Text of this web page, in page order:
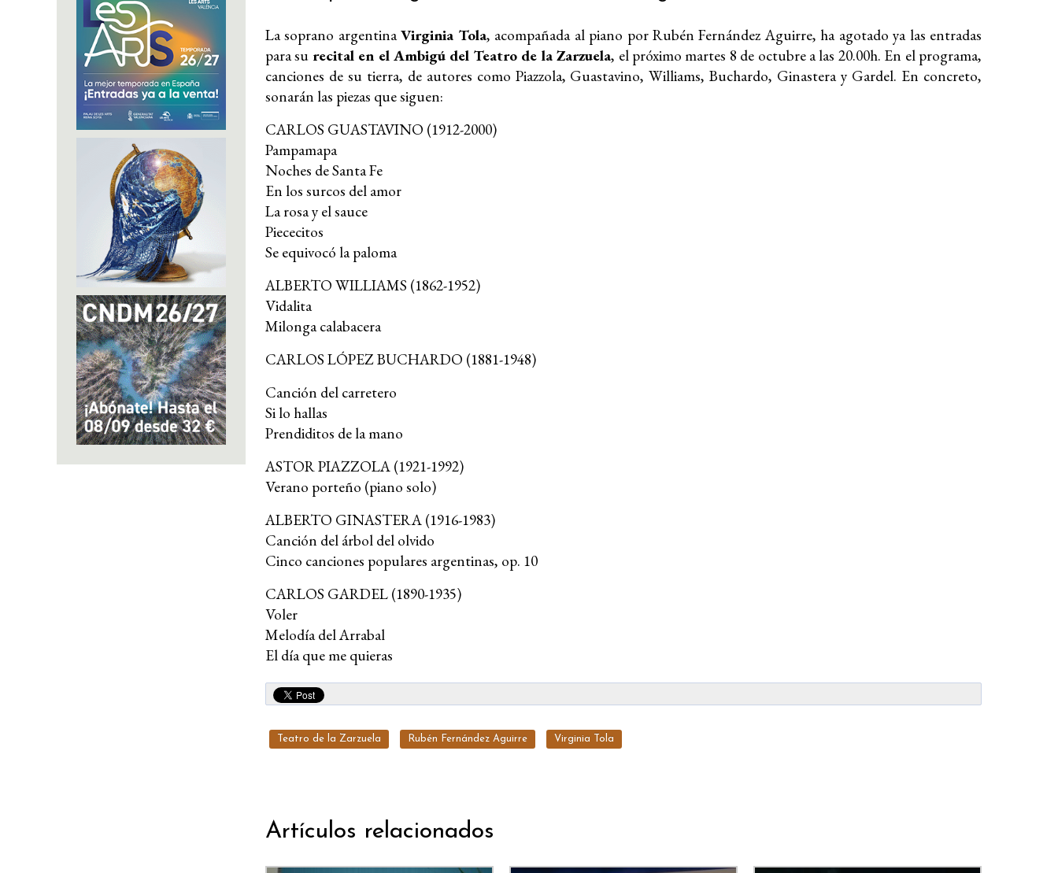
La soprano argentinaVirginia Tola, acompañada al piano por Rubén Fernández Aguirre, ha agotado ya las entradas
para su recital en el Ambigú del Teatro de la Zarzuela, el próximo martes 8 de octubre a las 20.00h. En el programa,
canciones de su tierra, de autores como Piazzola, Guastavino, Williams, Buchardo, Ginastera y Gardel. En concreto,
sonarán las piezas que siguen:
CARLOS GUASTAVINO (1912-2000)
Pampamapa
Noches de Santa Fe
En los surcos del amor
La rosa y el sauce
Piececitos
Se equivocó la paloma
ALBERTO WILLIAMS (1862-1952)
Vidalita
Milonga calabacera
CARLOS LÓPEZ BUCHARDO (1881-1948)
Canción del carretero
Si lo hallas
Prendiditos de la mano
ASTOR PIAZZOLA (1921-1992)
Verano porteño (piano solo)
ALBERTO GINASTERA (1916-1983)
Canción del árbol del olvido
Cinco canciones populares argentinas, op. 10
CARLOS GARDEL (1890-1935)
Voler
Melodía del Arrabal
El día que me quieras
Teatro de la Zarzuela Rubén Fernández Aguirre Virginia Tola
Artículos relacionados